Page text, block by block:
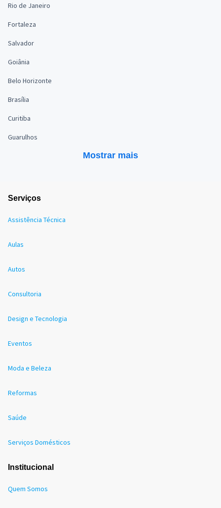
Rio de Janeiro
Fortaleza
Salvador
Goiânia
Belo Horizonte
Brasília
Curitiba
Guarulhos
Mostrar mais
Serviços
Assistência Técnica
Aulas
Autos
Consultoria
Design e Tecnologia
Eventos
Moda e Beleza
Reformas
Saúde
Serviços Domésticos
Institucional
Quem Somos